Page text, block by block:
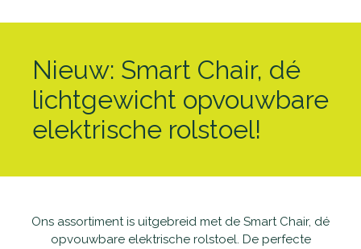
Over ons
Wie zijn wij
Waarom Scootmobielactief
Openingstijden
Service
Onderhoud en reparatie
Schadeherstel
Producten
Vaste scootmobielen
Nieuws
Nieuw: Smart Chair, dé
lichtgewicht opvouwbare
elektrische rolstoel!
Ons assortiment is uitgebreid met de Smart Chair, dé
opvouwbare elektrische rolstoel. De perfecte